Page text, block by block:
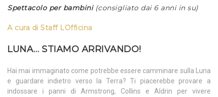
Spettacolo per bambini(consigliato dai 6 anni in su)
A cura di Staff LOfficina
LUNA… STIAMO ARRIVANDO!
Hai mai immaginato come potrebbe essere camminare sulla Luna
e guardare indietro verso la Terra? Ti piacerebbe provare a
indossare i panni di Armstrong, Collins e Aldrin per vivere